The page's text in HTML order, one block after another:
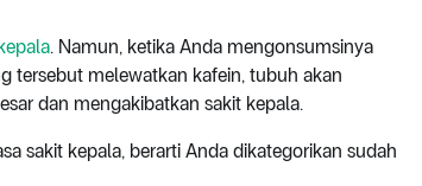
. Namun, ketika Anda mengonsumsinya
tersebut melewatkan kafein, tubuh akan
dan mengakibatkan sakit kepala.
sakit kepala, berarti Anda dikategorikan sudah